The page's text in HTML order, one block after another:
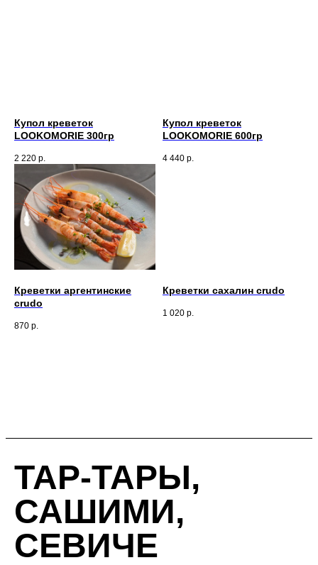
Купол креветок
LOOKOMORIE 300гр
2 220 р.
Купол креветок
LOOKOMORIE 600гр
4 440 р.
Креветки аргентинские
crudo
870 р.
Креветки сахалин crudo
1 020 р.
ТАР-ТАРЫ,
САШИМИ,
СЕВИЧЕ